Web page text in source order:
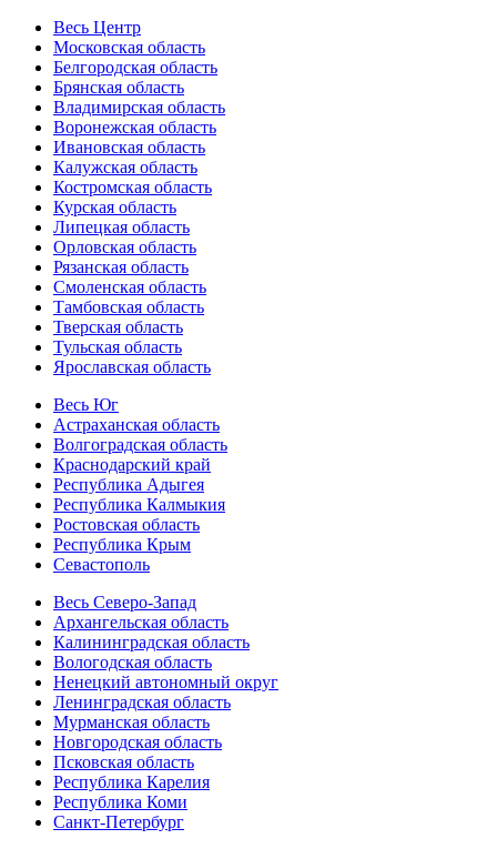
Весь Центр
Московская область
Белгородская область
Брянская область
Владимирская область
Воронежская область
Ивановская область
Калужская область
Костромская область
Курская область
Липецкая область
Орловская область
Рязанская область
Смоленская область
Тамбовская область
Тверская область
Тульская область
Ярославская область
Весь Юг
Астраханская область
Волгоградская область
Краснодарский край
Республика Адыгея
Республика Калмыкия
Ростовская область
Республика Крым
Севастополь
Весь Северо-Запад
Архангельская область
Калининградская область
Вологодская область
Ненецкий автономный округ
Ленинградская область
Мурманская область
Новгородская область
Псковская область
Республика Карелия
Республика Коми
Санкт-Петербург